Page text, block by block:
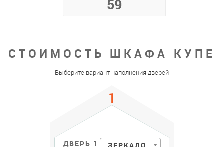
СТОИМОСТЬ ШКАФА КУПЕ
Выберите вариант наполнения дверей
ДВЕРЬ 1 ЗЕРКАЛО